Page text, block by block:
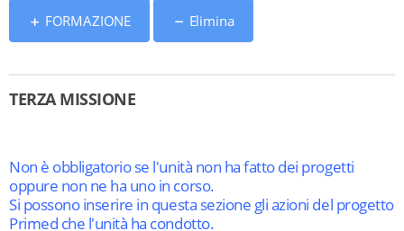
FORMAZIONE Elimina
TERZA MISSIONE
Non è obbligatorio se l'unità non ha fatto dei progetti
oppure non ne ha uno in corso.
Si possono inserire in questa sezione gli azioni del progetto
Primed che l'unità ha condotto.